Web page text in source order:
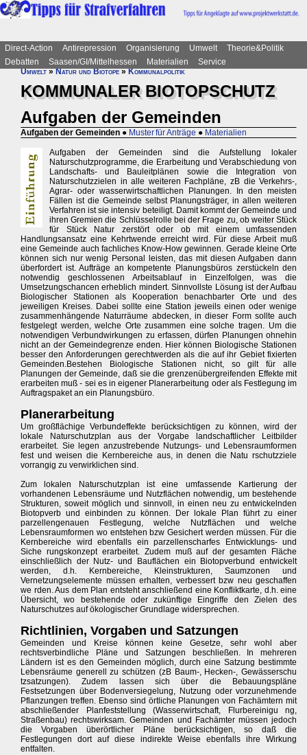
Direct-Action Antirepression Organisierung Umwelt
Theorie&Politik
Debatten
Saasen/GI/Mittelhessen Materialien
Service
Umwelt»Natur und Biotope»Kommunalpolitik
KOMMUNALER BIOTOPSCHUTZ
Aufgaben der Gemeinden
Aufgaben der Gemeinden ● Muster für Anträge ● Materialien
Aufgaben der Gemeinden sind die Aufstellung lokaler
Naturschutzprogramme, die Erarbeitung und Verabschiedung von
Landschafts- und Bauleitplänen sowie die Integration von
Naturschutzzielen in alle weiteren Fachpläne, zB die Verkehrs-,
Agrar- oder wasserwirtschaftlichen Planungen. In den meisten
Fällen ist die Gemeinde selbst Planungsträger, in allen weiteren
Verfahren ist sie intensiv beteiligt. Damit kommt der Gemeinde und
ihren Gremien die Schlüsselrolle bei der Frage zu, ob weiter Stück
für Stück Natur zerstört oder ob mit einem umfassenden
Handlungsansatz eine Kehrtwende erreicht wird. Für diese Arbeit muß
eine Gemeinde auch fachliches Know-How gewinnen. Gerade kleine Orte
können sich nur wenig Personal leisten, das mit diesen Aufgaben dann
überfordert ist. Aufträge an kompetente Planungsbüros zerstückeln den
notwendig geschlossenen Arbeitsablauf in Einzelfolgen, was die
Umsetzungschancen erheblich mindert. Sinnvollste Lösung ist der Aufbau
Biologischer Stationen als Kooperation benachbarter Orte und des
jeweiligen Kreises. Dabei sollte eine Station jeweils einen oder wenige
zusammenhängende Naturräume abdecken, in dieser Form sollte auch
festgelegt werden, welche Orte zusammen eine solche tragen. Um die
notwendigen Verbundwirkungen zu erfassen, dürfen Planungen ohnehin
nicht an der Gemeindegrenze enden. Hier können Biologische Stationen
besser den Anforderungen gerechtwerden als die auf ihr Gebiet fixierten
Gemeinden.Bestehen Biologische Stationen nicht, so gilt für alle
Planungen der Gemeinde, daß sie die grenzenübergreifenden Effekte mit
erarbeiten muß - sei es in eigener Planerarbeitung oder als Festlegung im
Auftragspaket an ein Planungsbüro.
Planerarbeitung
Um großflächige Verbundeffekte berücksichtigen zu können, wird der
lokale Naturschutzplan aus der Vorgabe landschaftlicher Leitbilder
erarbeitet. Sie legen anzustrebende Nutzungs- und Lebensraumformen
fest und weisen die Kernbereiche aus, in denen die Natu rschutzziele
vorrangig zu verwirklichen sind.
Zum lokalen Naturschutzplan ist eine umfassende Kartierung der
vorhandenen Lebensräume und Nutzflächen notwendig, um bestehende
Strukturen, soweit möglich und sinnvoll, in einen neu zu entwickelnden
Biotopverb und einbinden zu können. Der lokale Plan führt zu einer
parzellengenauen Festlegung, welche Nutzflächen und welche
Lebensraumformen wo entstehen bzw Gesichert werden müssen. Für die
Kernbereiche wird ebenfalls ein parzellenscharfes Entwicklungs- und
Siche rungskonzept erarbeitet. Zudem muß auf der gesamten Fläche
einschließlich der Nutz- und Bauflächen ein Biotopverbund entwickelt
werden, d.h. Kernbereiche, Kleinstrukturen, Saumzonen und
Vernetzungselemente müssen erhalten, verbessert bzw neu geschaffen
we rden. Aus dem Plan entsteht anschließend eine Konfliktkarte, d.h. eine
Übersicht, wo bestehende oder zukünftige Eingriffe den Zielen des
Naturschutzes auf ökologischer Grundlage widersprechen.
Richtlinien, Vorgaben und Satzungen
Gemeinden und Kreise können keine Gesetze, sehr wohl aber
rechtsverbindliche Pläne und Satzungen beschließen. In mehreren
Ländern ist es den Gemeinden möglich, durch eine Satzung bestimmte
Lebensräume generell zu schützen (zB Baum-, Hecken-, Gewässerschu
tzsatzungen). Zudem lassen sich über die Bebauungspläne
Festsetzungen über Bodenversiegelung, Nutzung oder vorzunehmende
Pflanzungen treffen. Ebenso sind örtliche Planungen von Fachämtern mit
abschließender Planfeststellung (Wasserwirtschaft, Flurbereinigu ng,
Straßenbau) rechtswirksam. Gemeinden und Fachämter müssen jedoch
die Vorgaben überörtlicher Pläne berücksichtigen, so daß die
Festlegungen dort auf diese indirekte Weise ebenfalls ihre Wirkung
entfalten.